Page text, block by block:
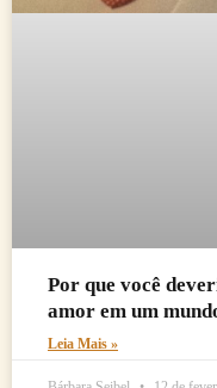
Por que você
amor em um
Leia Mais »